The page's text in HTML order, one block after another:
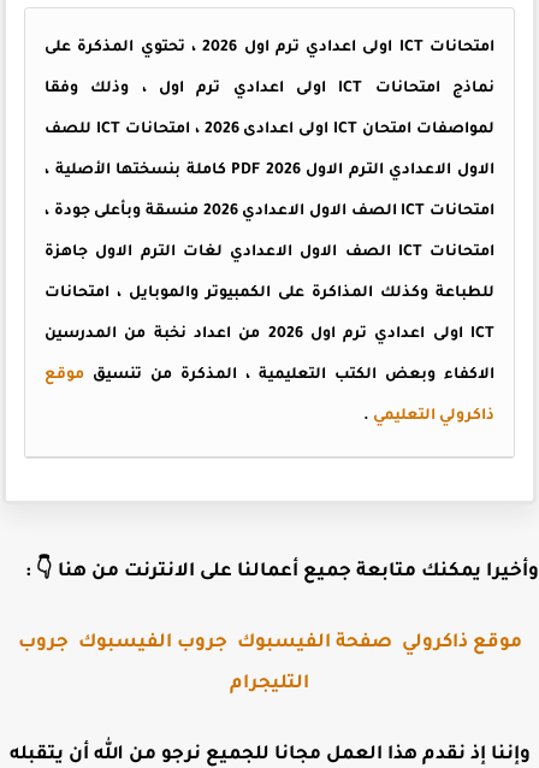
امتحانات ICT اولى اعدادي ترم اول 2026 ، تحتوي المذكرة على
نماذج امتحانات ICT اولى اعدادي ترم اول ، وذلك وفقا
لمواصفات امتحان ICT اولى اعدادى 2026 ، امتحانات ICT للصف
الاول الاعدادي الترم الاول 2026 PDF كاملة بنسختها الأصلية ،
امتحانات ICT الصف الاول الاعدادي 2026 منسقة وبأعلى جودة ،
امتحانات ICT الصف الاول الاعدادي لغات الترم الاول جاهزة
للطباعة وكذلك المذاكرة على الكمبيوتر والموبايل ، امتحانات
ICT اولى اعدادي ترم اول 2026 من اعداد نخبة من المدرسين
الاكفاء وبعض الكتب التعليمية ، المذكرة من تنسيقموقع
ذاكرولي التعليمي.
يمكنك متابعة جميع أعمالنا على الانترنت من هنا 👇 :
ذاكرولي صفحة الفيسبوك جروب الفيسبوك جروب
التليجرام
إذ نقدم هذا العمل مجانا للجميع نرجو من الله أن يتقبله